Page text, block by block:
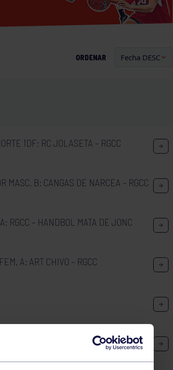
ORDENAR
1DF: RC JOLASETA – RGCC
MASC. B: CANGAS DE NARCEA – RGCC
RGCC – HANDBOL MATA DE JONC
A: ART CHIVO – RGCC